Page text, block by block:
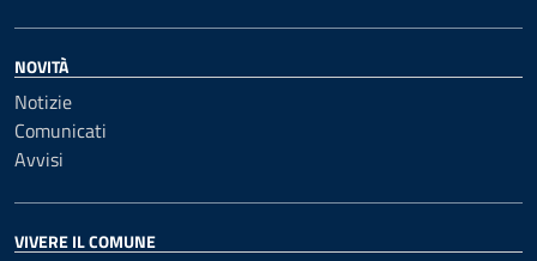
NOVITÀ
Notizie
Comunicati
Avvisi
VIVERE IL COMUNE